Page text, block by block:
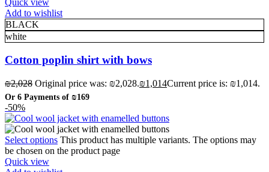
Add to wishlist
BLACK
white
Cotton poplin shirt with bows
₪2,028 Original price was: ₪2,028.₪1,014Current price is: ₪1,014.
Or 6 Payments of ₪169
-50%
Select options This product has multiple variants. The options may
be chosen on the product page
Quick view